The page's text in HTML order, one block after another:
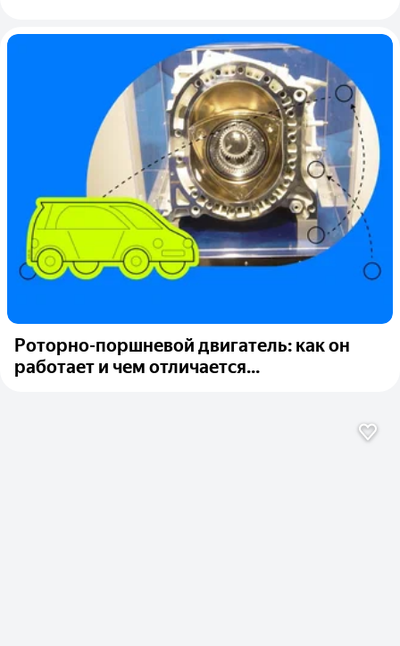
Роторно-поршневой двигатель: как он
работает и чем отличается...